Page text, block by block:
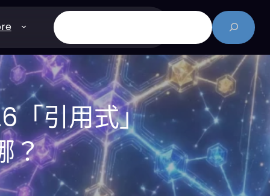
搜
尋
「引用式」
？